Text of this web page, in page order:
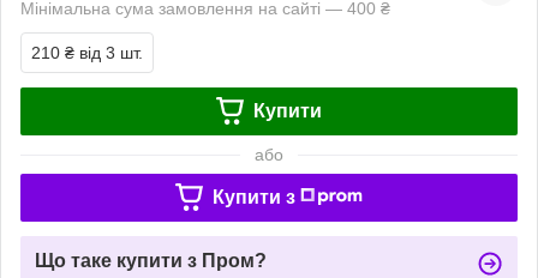
Мінімальна сума замовлення на сайті — 400 ₴
210 ₴ від 3 шт.
Купити
або
Купити з
Що таке купити з Пром?